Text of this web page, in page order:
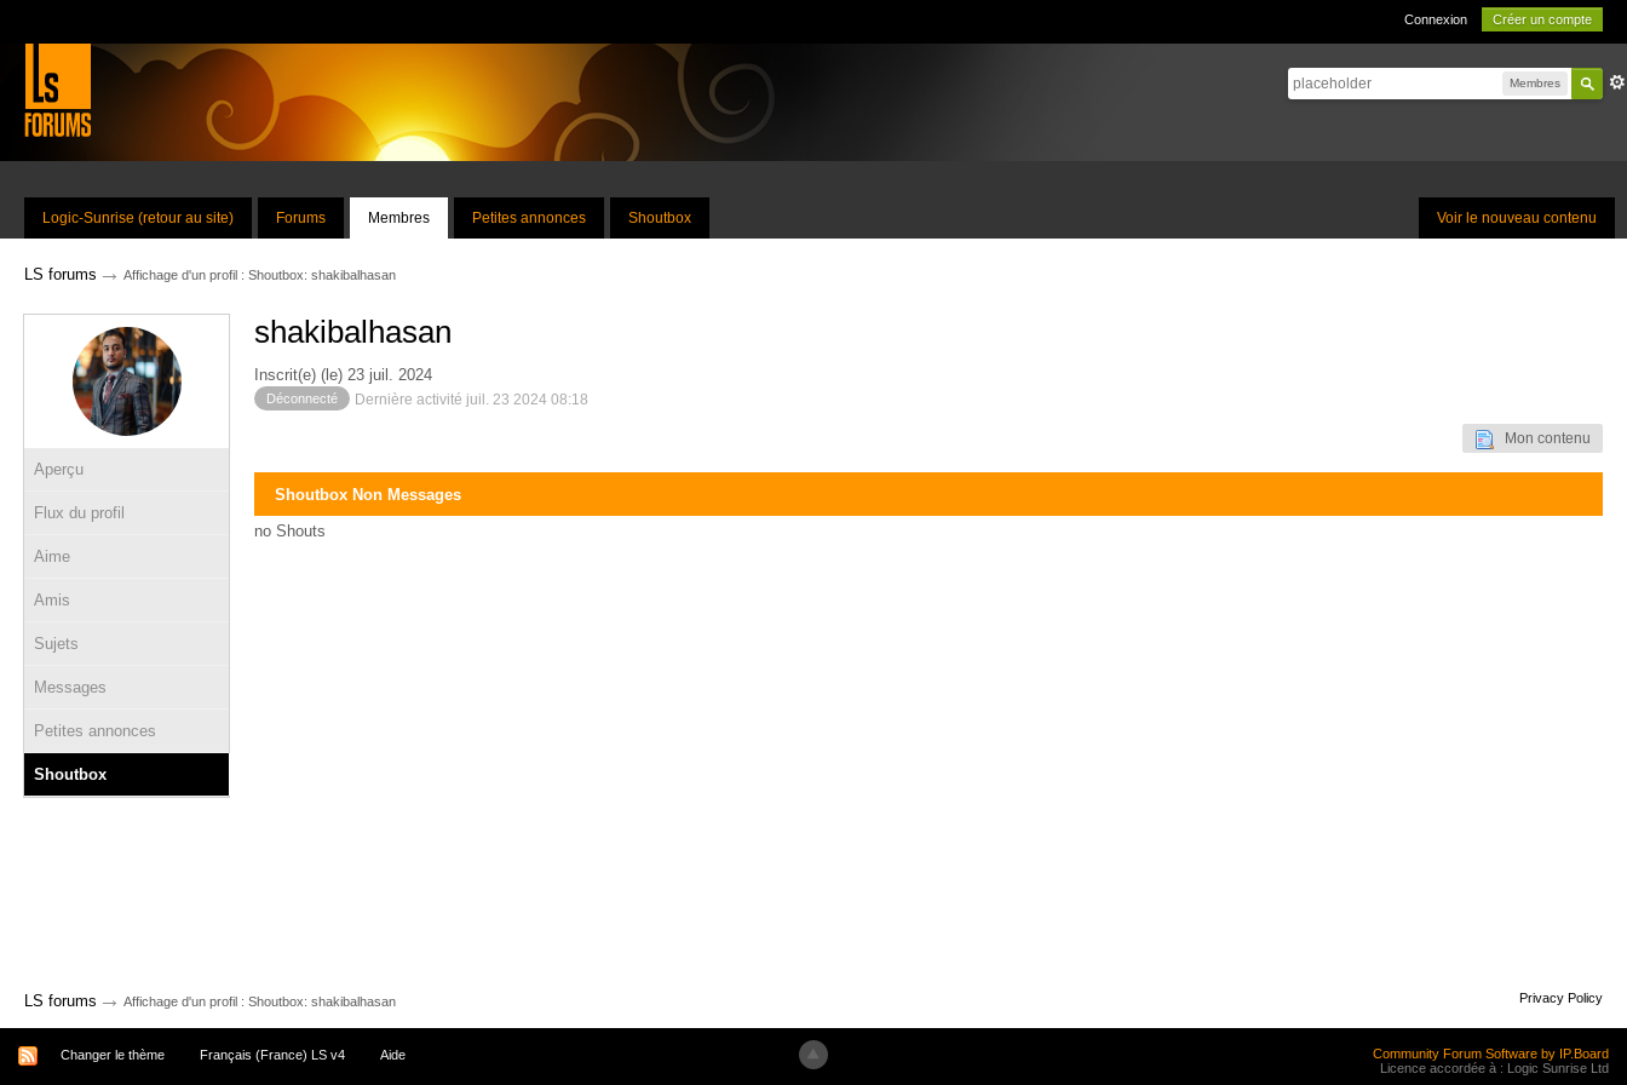
Connexion Créer un compte
Membres
Voir le nouveau contenu
Logic-Sunrise (retour au site) Forums Membres Petites annonces Shoutbox
LS forums → Affichage d'un profil : Shoutbox: shakibalhasan
Aperçu
Flux du profil
Aime
Amis
Sujets
Messages
Petites annonces
Shoutbox
shakibalhasan
Inscrit(e) (le) 23 juil. 2024
Déconnecté Dernière activité juil. 23 2024 08:18
Mon contenu
Shoutbox Non Messages
no Shouts
LS forums → Affichage d'un profil : Shoutbox: shakibalhasan Privacy Policy
Changer le thème Français (France) LS v4 Aide
Community Forum Software by IP.Board
Licence accordée à : Logic Sunrise Ltd